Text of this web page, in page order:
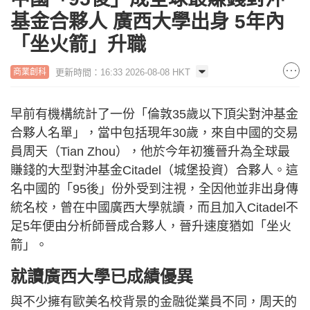
基金合夥人 廣西大學出身 5年內
「坐火箭」升職
商業創科 更新時間：16:33 2026-08-08 HKT
早前有機構統計了一份「倫敦35歲以下頂尖對沖基金
合夥人名單」，當中包括現年30歲，來自中國的交易
員周天（Tian Zhou），他於今年初獲晉升為全球最
賺錢的大型對沖基金Citadel（城堡投資）合夥人。這
名中國的「95後」份外受到注視，全因他並非出身傳
統名校，曾在中國廣西大學就讀，而且加入Citadel不
足5年便由分析師晉成合夥人，晉升速度猶如「坐火
箭」。
就讀廣西大學已成績優異
與不少擁有歐美名校背景的金融從業員不同，周天的